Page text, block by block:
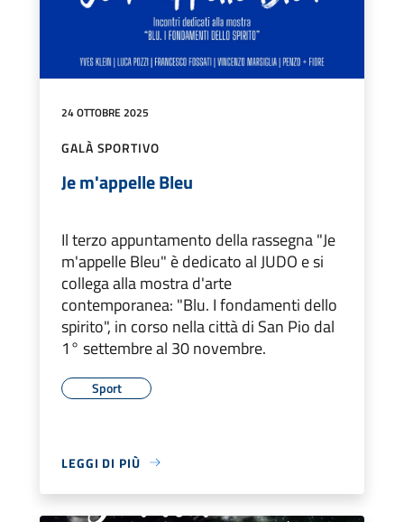
24 OTTOBRE 2025
GALÀ SPORTIVO
Je m'appelle Bleu
Il terzo appuntamento della rassegna "Je
m'appelle Bleu" è dedicato al JUDO e si
collega alla mostra d'arte
contemporanea: "Blu. I fondamenti dello
spirito", in corso nella città di San Pio dal
1° settembre al 30 novembre.
Sport
LEGGI DI PIÙ